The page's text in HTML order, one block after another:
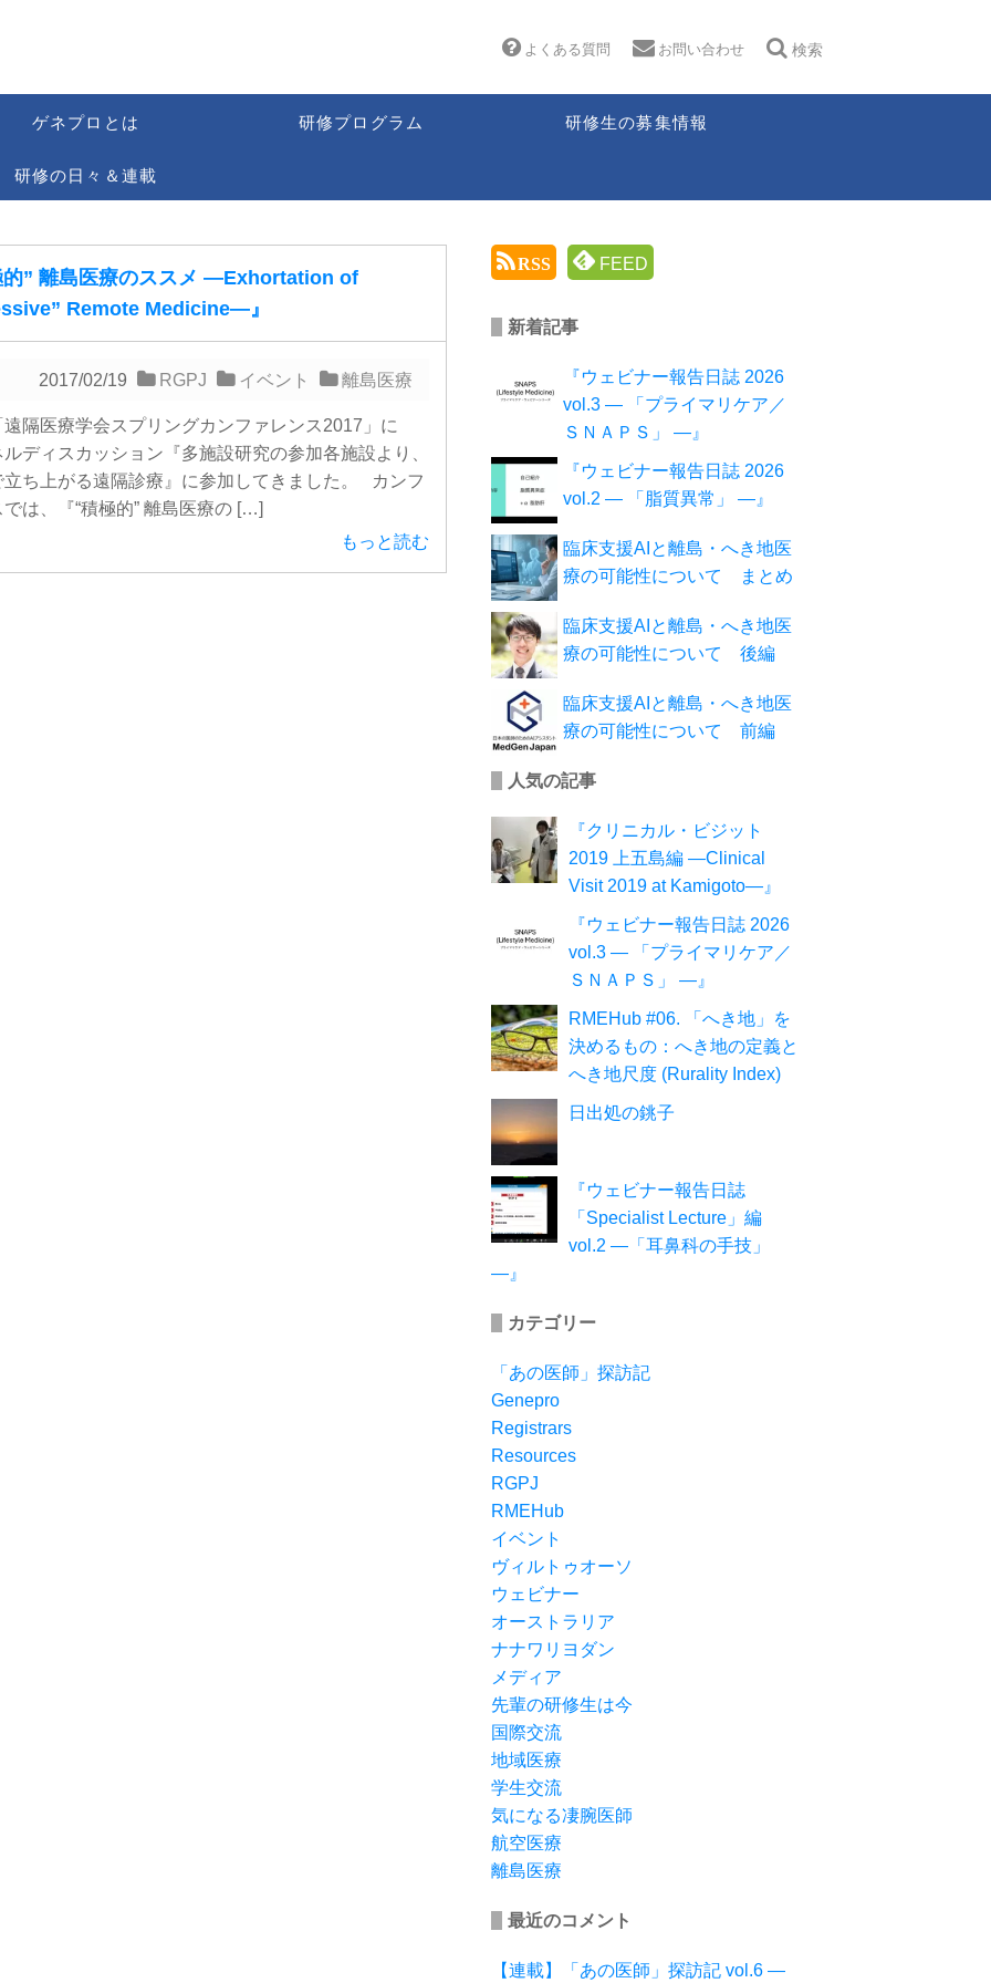
よくある質問 お問い合わせ 検索
ゲネプロとは 研修プログラム 研修生の募集情報
研修の日々＆連載
的” 離島医療のススメ ―Exhortation of
Remote Medicine―』
2017/02/19 RGPJ イベント 離島医療
隔医療学会スプリングカンファレンス2017」に
ディスカッション『多施設研究の参加各施設より、
立ち上がる遠隔診療』に参加してきました。 カンフ
は、『“積極的” 離島医療の […]
もっと読む
RSS FEED
新着記事
『ウェビナー報告日誌 2026
vol.3 ― 「プライマリケア／
ＳＮＡＰＳ」 ―』
『ウェビナー報告日誌 2026
vol.2 ― 「脂質異常」 ―』
臨床支援AIと離島・へき地医
療の可能性について まとめ
臨床支援AIと離島・へき地医
療の可能性について 後編
臨床支援AIと離島・へき地医
療の可能性について 前編
人気の記事
『クリニカル・ビジット
2019 上五島編 ―Clinical
Visit 2019 at Kamigoto―』
『ウェビナー報告日誌 2026
vol.3 ― 「プライマリケア／
ＳＮＡＰＳ」 ―』
RMEHub #06. 「へき地」を
決めるもの：へき地の定義と
へき地尺度 (Rurality Index)
日出処の銚子
『ウェビナー報告日誌
「Specialist Lecture」編
vol.2 ―「耳鼻科の手技」
―』
カテゴリー
「あの医師」探訪記
Genepro
Registrars
Resources
RGPJ
RMEHub
イベント
ヴィルトゥオーソ
ウェビナー
オーストラリア
ナナワリヨダン
メディア
先輩の研修生は今
国際交流
地域医療
学生交流
気になる凄腕医師
航空医療
離島医療
最近のコメント
【連載】「あの医師」探訪記 vol.6 ―